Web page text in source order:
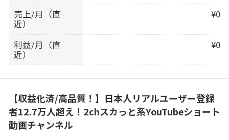
売上/月（直
近）
¥0
利益/月（直
近）
¥0
【収益化済/高品質！】日本人リアルユーザー登録
者12.7万人超え！2chスカっと系YouTubeショート
動画チャンネル